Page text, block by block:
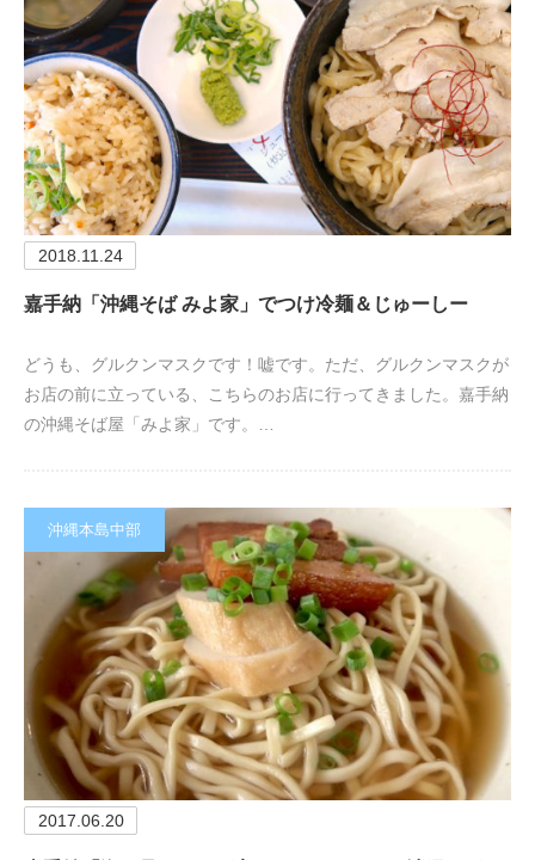
2018.11.24
嘉手納「沖縄そば みよ家」でつけ冷麺＆じゅーしー
どうも、グルクンマスクです！嘘です。ただ、グルクンマスクが
お店の前に立っている、こちらのお店に行ってきました。嘉手納
の沖縄そば屋「みよ家」です。…
沖縄本島中部
2017.06.20